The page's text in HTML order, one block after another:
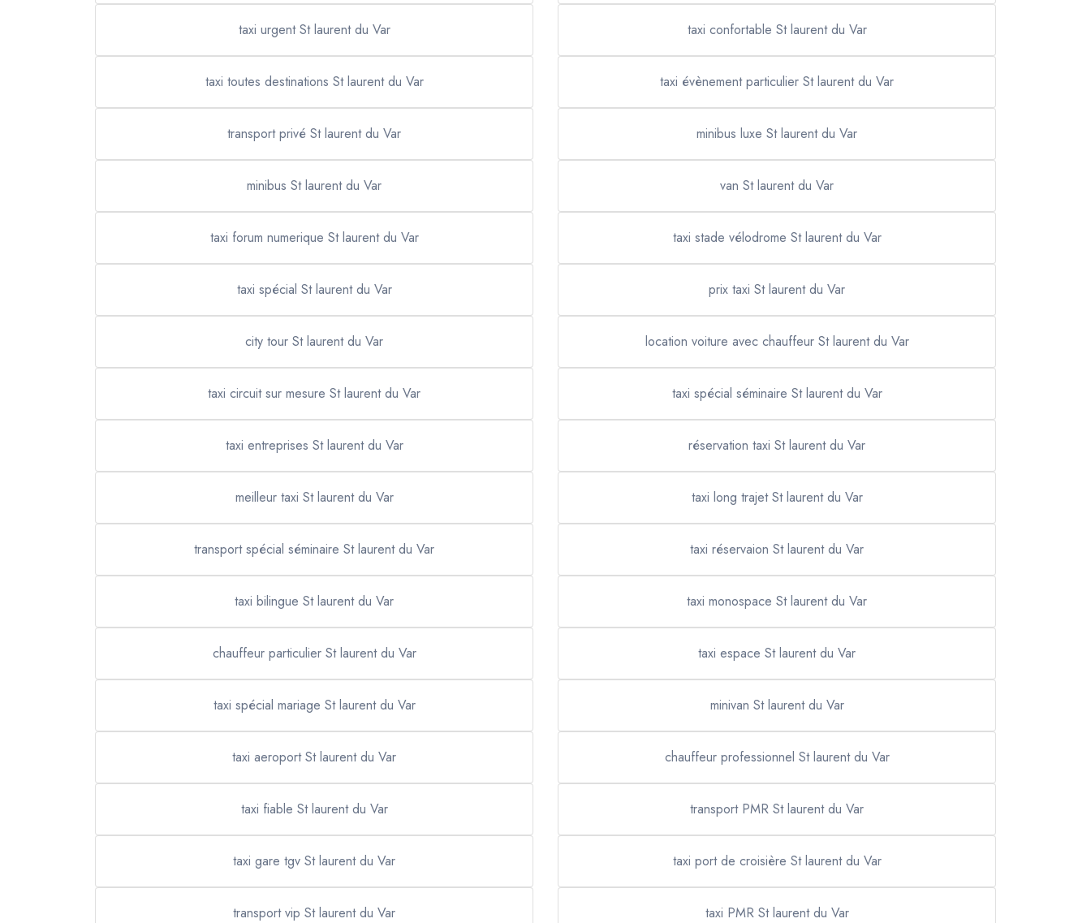
taxi urgent St laurent du Var taxi confortable St laurent du Var
taxi toutes destinations St laurent du Var taxi évènement particulier St laurent du Var
transport privé St laurent du Var minibus luxe St laurent du Var
minibus St laurent du Var van St laurent du Var
taxi forum numerique St laurent du Var taxi stade vélodrome St laurent du Var
taxi spécial St laurent du Var prix taxi St laurent du Var
city tour St laurent du Var location voiture avec chauffeur St laurent du Var
taxi circuit sur mesure St laurent du Var taxi spécial séminaire St laurent du Var
taxi entreprises St laurent du Var réservation taxi St laurent du Var
meilleur taxi St laurent du Var taxi long trajet St laurent du Var
transport spécial séminaire St laurent du Var taxi réservaion St laurent du Var
taxi bilingue St laurent du Var taxi monospace St laurent du Var
chauffeur particulier St laurent du Var taxi espace St laurent du Var
taxi spécial mariage St laurent du Var minivan St laurent du Var
taxi aeroport St laurent du Var chauffeur professionnel St laurent du Var
taxi fiable St laurent du Var transport PMR St laurent du Var
taxi gare tgv St laurent du Var taxi port de croisière St laurent du Var
transport vip St laurent du Var taxi PMR St laurent du Var